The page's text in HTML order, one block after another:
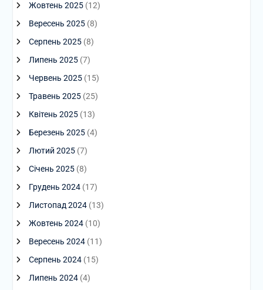
Жовтень 2025(12)
Вересень 2025(8)
Серпень 2025(8)
Липень 2025(7)
Червень 2025(15)
Травень 2025(25)
Квітень 2025(13)
Березень 2025(4)
Лютий 2025(7)
Січень 2025(8)
Грудень 2024(17)
Листопад 2024(13)
Жовтень 2024(10)
Вересень 2024(11)
Серпень 2024(15)
Липень 2024(4)